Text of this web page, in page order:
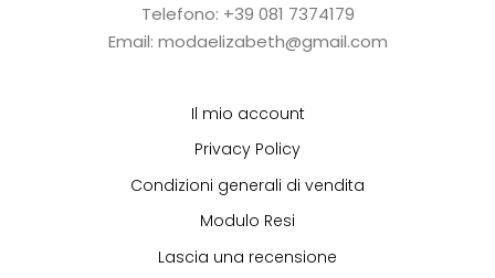
Telefono: +39 081 7374179
Email: modaelizabeth@gmail.com
Il mio account
Privacy Policy
Condizioni generali di vendita
Modulo Resi
Lascia una recensione